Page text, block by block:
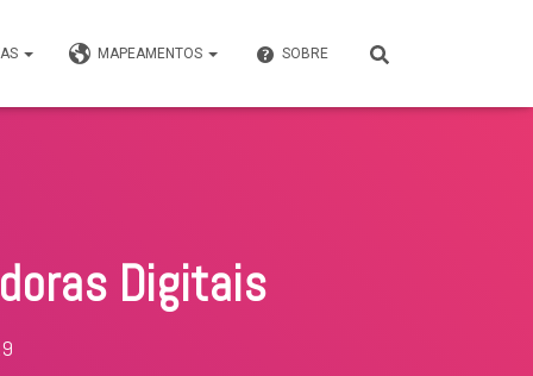
MAPEAMENTOS SOBRE
Digitais